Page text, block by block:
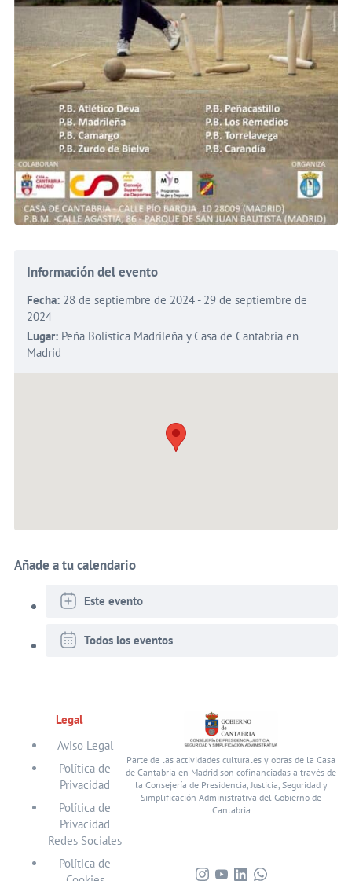
Información del evento
Fecha: 28 de septiembre de 2024 - 29 de septiembre de
2024
Lugar: Peña Bolística Madrileña y Casa de Cantabria en
Madrid
Añade a tu calendario
Este evento
Todos los eventos
Legal
Aviso Legal
Política de
Privacidad
Política de
Privacidad
Redes Sociales
Política de
Parte de las actividades culturales y obras de la Casa
de Cantabria en Madrid son cofinanciadas a través de
la Consejería de Presidencia, Justicia, Seguridad y
Simplificación Administrativa del Gobierno de
Cantabria